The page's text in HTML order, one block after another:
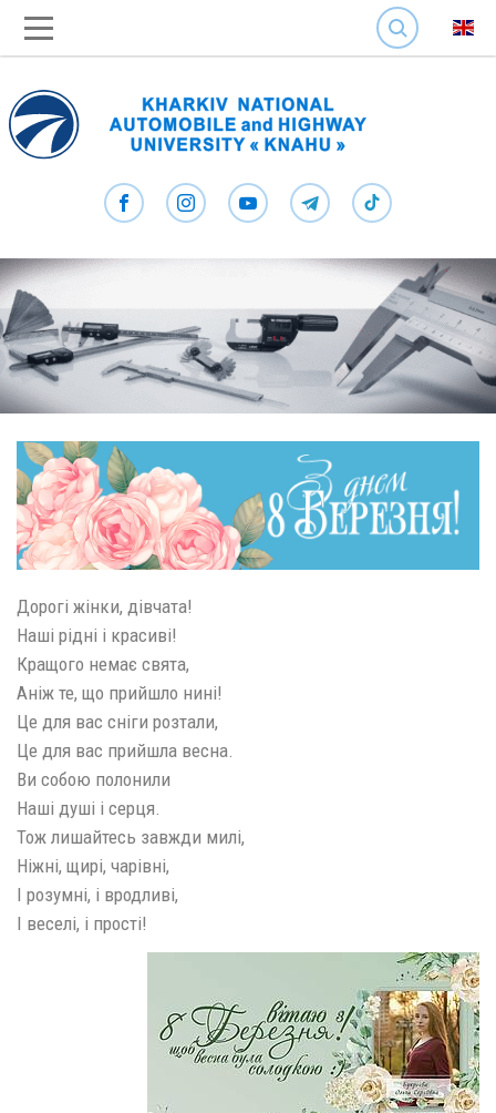
SEARCH
Дорогі жінки, дівчата!
Наші рідні і красиві!
Кращого немає свята,
Аніж те, що прийшло нині!
Це для вас сніги розтали,
Це для вас прийшла весна.
Ви собою полонили
Наші душі і серця.
Тож лишайтесь завжди милі,
Ніжні, щирі, чарівні,
І розумні, і вродливі,
І веселі, і прості!